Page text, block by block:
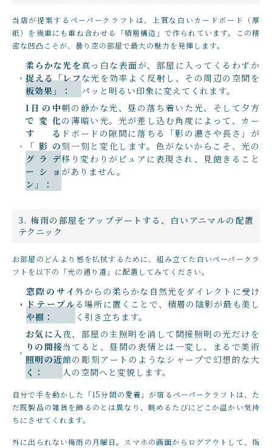
当店が提案するペーパークラフトは、上質な白いカードボード（厚
紙）を幾重にも重ね合わせる「積層構造」で作られています。この精
密な凹凸こそが、曇り空の部屋で最大の魅力を発揮します。
柔らかな光を
捉える「レフ
板効果」：
真っ白な表面が、部屋に入ってくるわずか
な光を効率よく反射し、その周辺の空間を
パッと明るい印象に変えてくれます。
1日の中
で変化
する
「影の
グラデ
ーショ
ン」：
朝の静かな光、昼の落ち着いた光、そして夕方
の薄暗い光。光が差し込む角度によって、カー
ドボードの隙間に落ちる「影の濃さや長さ」が
刻一刻と変化します。色がないからこそ、光の
移り変わりがピュアに表現され、見飽きること
がありません。
3. 梅雨の部屋をアップデートする、白いアニマルの配置
テクニック
お部屋のどんより感を払拭するために、組み立てた白いペーパークラ
フトを以下の「光の通り道」に配置してみてください。
窓際のサイ
ドテーブル
や棚：
外からの柔らかな自然光をダイレクトに受け
る場所に置くことで、積層の陰影が最も美し
く引き立ちます。
お気に入
りの間接
照明の近
く：
夜、部屋の主照明を消して間接照明の光だけを
当てると、昼間の表情とは一変し、まるで美術
館の彫刻アートのようなシャープで幻想的な大
人の空間へと変貌します。
自分で手を動かした「15分間の愛着」が宿るペーパークラフトは、た
だ既製品の雑貨を飾るのとは異なり、眺めるたびにどこか温かい気持
ちにさせてくれます。
外に出られない梅雨の月曜日。スマホの画面からログアウトして、指